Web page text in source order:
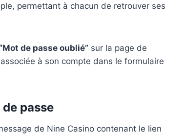
permettant à chacun de retrouver ses
“Mot de passe oublié” sur la page de
à son compte dans le formulaire
passe
de Nine Casino contenant le lien